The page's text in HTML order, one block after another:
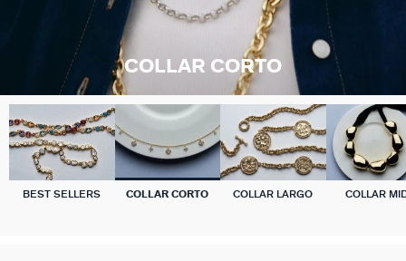
COLLAR CORTO
BEST SELLERS COLLAR CORTO COLLAR LARGO COLLAR